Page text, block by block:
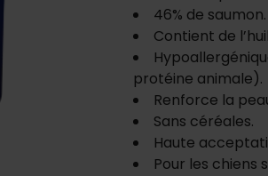
46% de
Contient de
protéine
Renforce la
Sans céréales.
Haute
Pour les chiens